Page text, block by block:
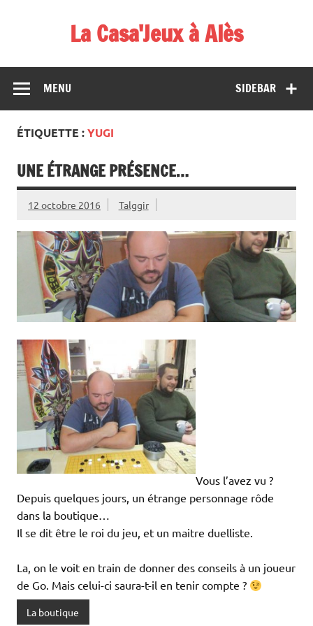
La Casa'Jeux à Alès
démos et de tournois
SIDEBAR
MENU
ÉTIQUETTE :YUGI
UNE ÉTRANGE PRÉSENCE…
12 octobre 2016 Talggir
Vous l’avez vu ?
Depuis quelques jours, un étrange personnage rôde
dans la boutique…
Il se dit être le roi du jeu, et un maitre duelliste.
La, on le voit en train de donner des conseils à un joueur
de Go. Mais celui-ci saura-t-il en tenir compte ?
La boutique